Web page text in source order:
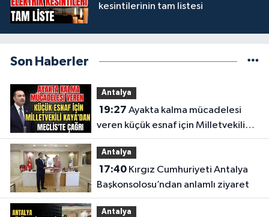
kesintilerinin tam listesi
Son Haberler
Antalya
19:27
veren küçük esnaf için Milletvekili
Kaya'dan Meclis'te çağrı
Antalya
17:40Kırgız Cumhuriyeti Antalya
Başkonsolosu’ndan anlamlı ziyaret
Antalya